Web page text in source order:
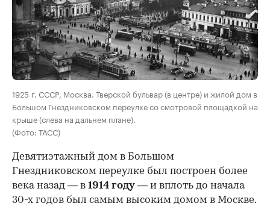
00:00 / 00:00
1925 г. СССР, Москва. Тверской бульвар (в центре) и жилой дом в
Большом Гнездниковском переулке со смотровой площадкой на
крыше (слева на дальнем плане).
(Фото: ТАСС)
Девятиэтажный дом в Большом
Гнездниковском переулке был построен более
века назад — в 1914 году — и вплоть до начала
30-х годов был самым высоким домом в Москве.